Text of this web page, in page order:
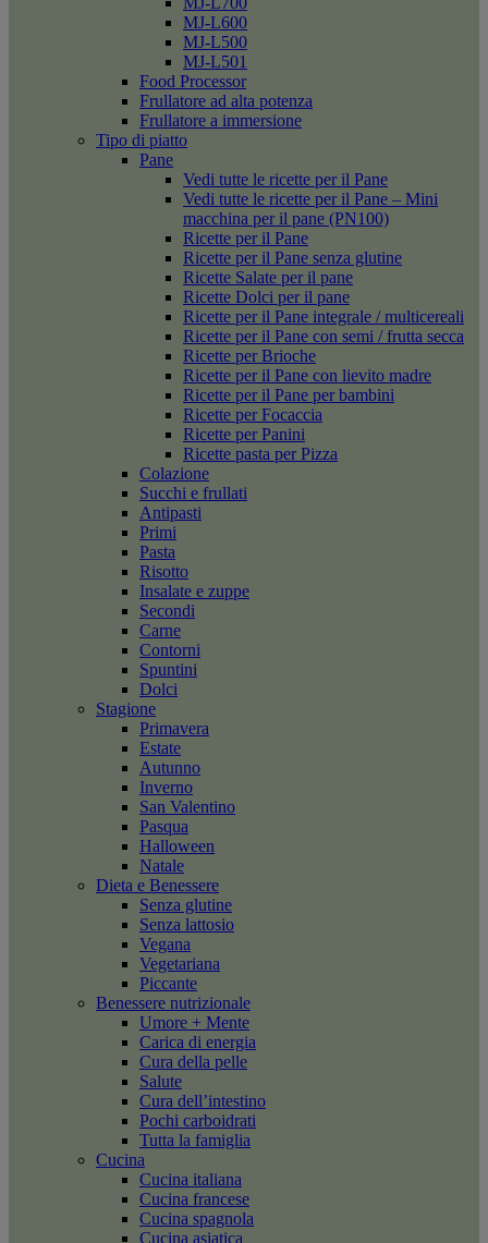
MJ-L600
MJ-L500
MJ-L501
Food Processor
Frullatore ad alta potenza
Frullatore a immersione
Tipo di piatto
Pane
Vedi tutte le ricette per il Pane
Vedi tutte le ricette per il Pane – Mini
macchina per il pane (PN100)
Ricette per il Pane
Ricette per il Pane senza glutine
Ricette Salate per il pane
Ricette Dolci per il pane
Ricette per il Pane integrale / multicereali
Ricette per il Pane con semi / frutta secca
Ricette per Brioche
Ricette per il Pane con lievito madre
Ricette per il Pane per bambini
Ricette per Focaccia
Ricette per Panini
Ricette pasta per Pizza
Colazione
Succhi e frullati
Antipasti
Primi
Pasta
Risotto
Insalate e zuppe
Secondi
Carne
Contorni
Spuntini
Dolci
Stagione
Primavera
Estate
Autunno
Inverno
San Valentino
Pasqua
Halloween
Natale
Dieta e Benessere
Senza glutine
Senza lattosio
Vegana
Vegetariana
Piccante
Benessere nutrizionale
Umore + Mente
Carica di energia
Cura della pelle
Salute
Cura dell’intestino
Pochi carboidrati
Tutta la famiglia
Cucina
Cucina italiana
Cucina francese
Cucina spagnola
Cucina asiatica